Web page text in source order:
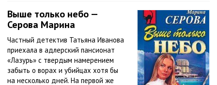
Выше только небо —
Серова Марина
Частный детектив Татьяна Иванова
приехала в адлерский пансионат
«Лазурь» с твердым намерением
забыть о ворах и убийцах хотя бы
на несколько дней. На первой же